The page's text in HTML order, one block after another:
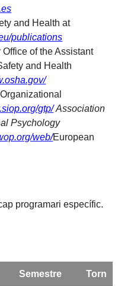
and Health at
publications
of the Assistant
and Health
gtp/Association
Psychology
web/European
programari específic.
Semestre Torn